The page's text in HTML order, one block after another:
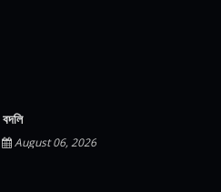
August 06, 2026